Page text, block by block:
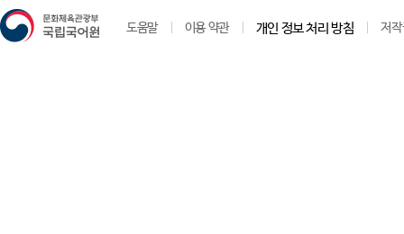
도움말 이용 약관 개인 정보 처리 방침 저